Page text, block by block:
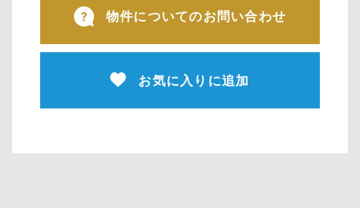
物件についてのお問い合わせ
お気に入りに追加